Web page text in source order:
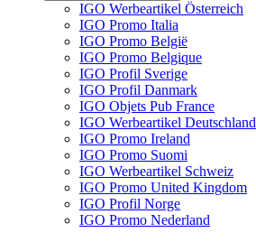
IGO Werbeartikel Österreich
IGO Promo Italia
IGO Promo België
IGO Promo Belgique
IGO Profil Sverige
IGO Profil Danmark
IGO Objets Pub France
IGO Werbeartikel Deutschland
IGO Promo Ireland
IGO Promo Suomi
IGO Werbeartikel Schweiz
IGO Promo United Kingdom
IGO Profil Norge
IGO Promo Nederland